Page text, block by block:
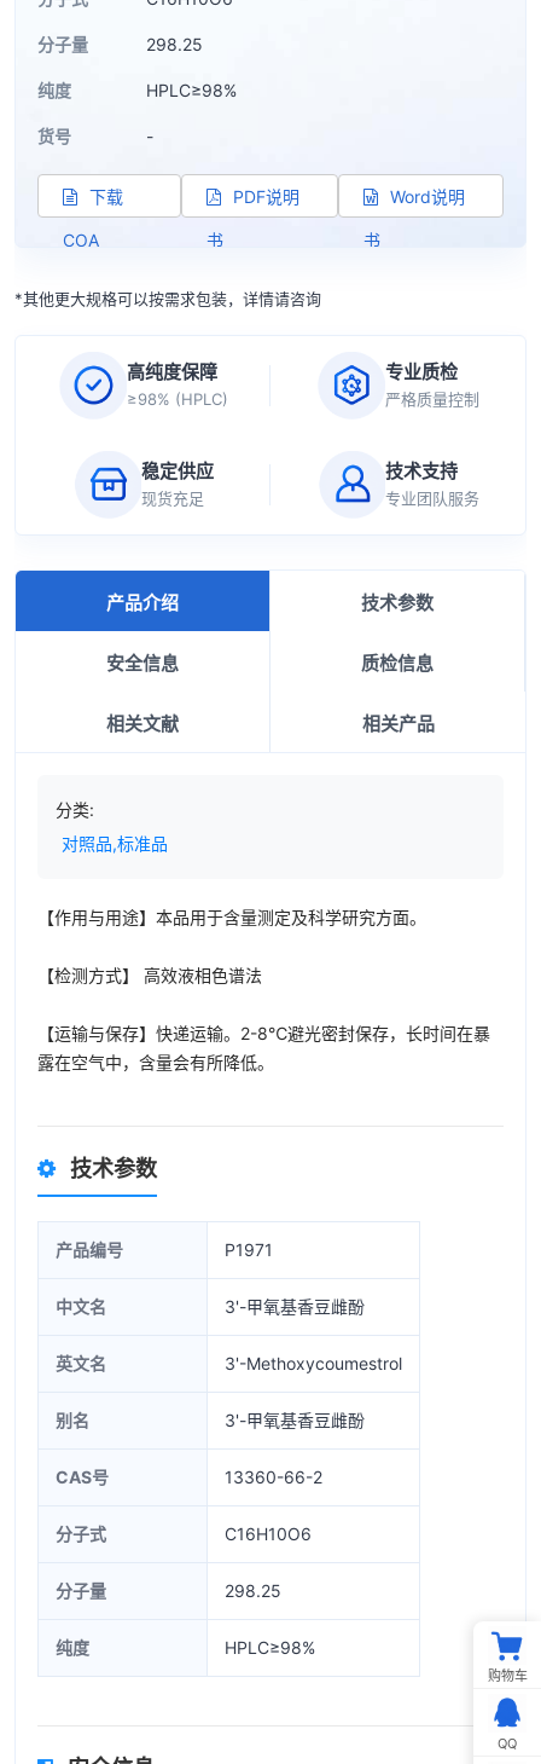
分子量 298.25
纯度 HPLC≥98%
货号 -
下载
COA
PDF说明
书
Word说明
书
*其他更大规格可以按需求包装，详情请咨询
高纯度保障
≥98% (HPLC)
专业质检
严格质量控制
稳定供应
现货充足
技术支持
专业团队服务
产品介绍 技术参数
安全信息 质检信息
相关文献 相关产品
分类:
对照品,标准品
【作用与用途】本品用于含量测定及科学研究方面。
【检测方式】 高效液相色谱法
【运输与保存】快递运输。2-8℃避光密封保存，长时间在暴
露在空气中，含量会有所降低。
技术参数
产品编号 P1971
中文名 3'-甲氧基香豆雌酚
英文名 3'-Methoxycoumestrol
别名 3'-甲氧基香豆雌酚
CAS号 13360-66-2
分子式 C16H10O6
分子量 298.25
纯度 HPLC≥98%
购物车
QQ